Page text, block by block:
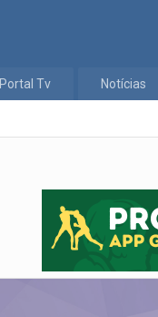
Portal Tv Notícias